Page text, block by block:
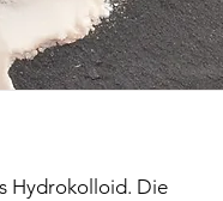
Hydrokolloid. Die